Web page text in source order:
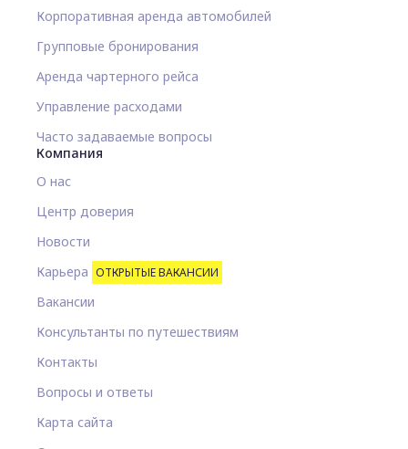
Корпоративная аренда автомобилей
Групповые бронирования
Аренда чартерного рейса
Управление расходами
Часто задаваемые вопросы
Компания
О нас
Центр доверия
Новости
Карьера ОТКРЫТЫЕ ВАКАНСИИ
Вакансии
Консультанты по путешествиям
Контакты
Вопросы и ответы
Карта сайта